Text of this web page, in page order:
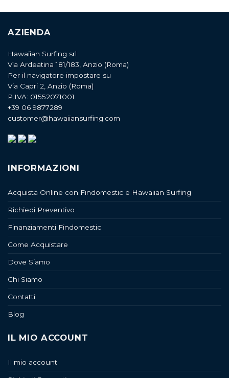
AZIENDA
Hawaiian Surfing srl
Via Ardeatina 181/183, Anzio (Roma)
Per il navigatore impostare su
Via Capri 2, Anzio (Roma)
P.IVA: 01552071001
+39 06 9877289
customer@hawaiiansurfing.com
INFORMAZIONI
Acquista Online con Findomestic e Hawaiian Surfing
Richiedi Preventivo
Finanziamenti Findomestic
Come Acquistare
Dove Siamo
Chi Siamo
Contatti
Blog
IL MIO ACCOUNT
Il mio account